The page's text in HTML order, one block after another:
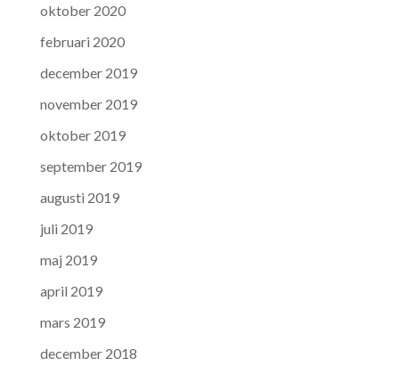
oktober 2020
februari 2020
december 2019
november 2019
oktober 2019
september 2019
augusti 2019
juli 2019
maj 2019
april 2019
mars 2019
december 2018